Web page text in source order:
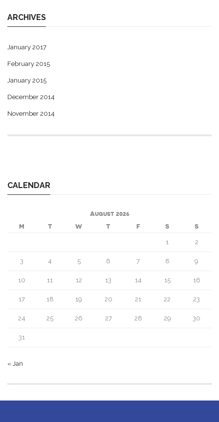
ARCHIVES
January 2017
February 2015
January 2015
December 2014
November 2014
CALENDAR
August 2026
M
T W T F S S
1 2
3 4 5 6 7 8 9
10 11 12 13 14 15 16
17 18 19 20 21 22 23
24 25 26 27 28 29 30
31
« Jan